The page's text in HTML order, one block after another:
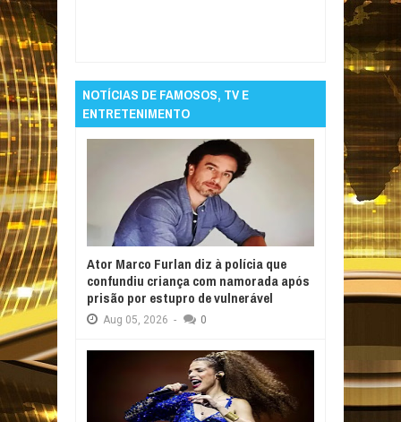
NOTÍCIAS DE FAMOSOS, TV E
ENTRETENIMENTO
Ator Marco Furlan diz à polícia que
confundiu criança com namorada após
prisão por estupro de vulnerável
Aug 05, 2026 - 0